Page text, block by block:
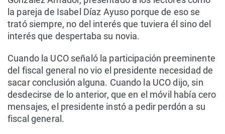
la pareja de Isabel Díaz Ayuso porque de eso se
trató siempre, no del interés que tuviera él sino del
interés que despertaba su novia.
Cuando la UCO señaló la participación preeminente
del fiscal general no vio el presidente necesidad de
sacar conclusión alguna. Cuando la UCO dijo, sin
desdecirse de lo anterior, que en el móvil había cero
mensajes, el presidente instó a pedir perdón a su
fiscal general.